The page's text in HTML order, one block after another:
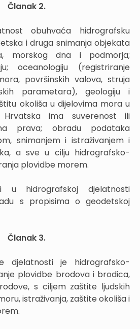
Članak 2.
obuhvaća hidrografsku
i druga snimanja objekata
morskog dna i podmorja;
oceanologiju (registriranje
površinskih valova, struja
parametara), geologiju i
okoliša u dijelovima mora u
Hrvatska ima suverenost ili
prava; obradu podataka
snimanjem i istraživanjem i
a sve u cilju hidrografsko-
plovidbe morem.
u hidrografskoj djelatnosti
s propisima o geodetskoj
Članak 3.
djelatnosti je hidrografsko-
plovidbe brodova i brodica,
s ciljem zaštite ljudskih
istraživanja, zaštite okoliša i